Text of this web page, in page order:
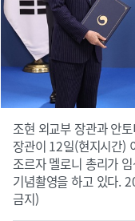
조현 외교부 장관과 안
장관이 12일(현지시간)
조르자 멜로니 총리가
기념촬영을 하고 있다.
금지)